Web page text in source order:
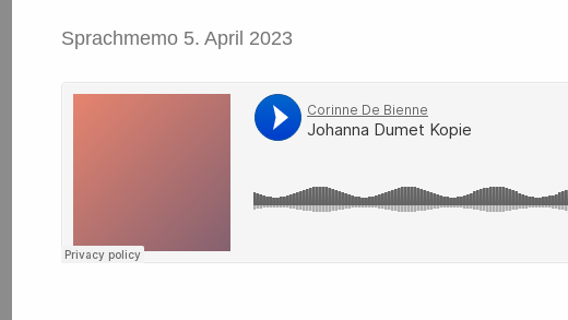
Sprachmemo 5. April 2023